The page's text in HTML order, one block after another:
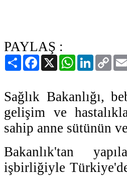
PAYLAŞ :
PaylaşFacebook
X WhatsAppLinkedIn
Copy
Link
Sağlık Bakanlığı,
gelişim ve
sahip anne sütünün
Bakanlık'tan
işbirliğiyle